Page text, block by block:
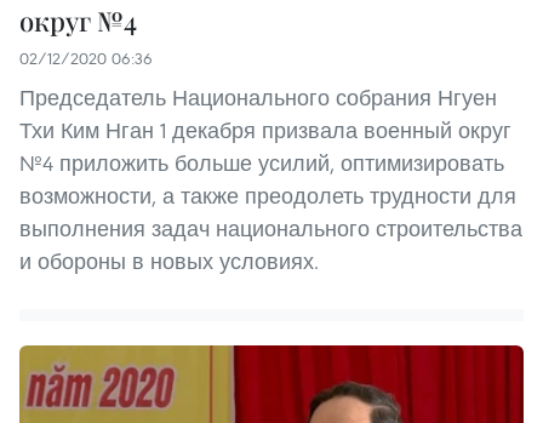
округ №4
02/12/2020 06:36
Председатель Национального собрания Нгуен
Тхи Ким Нган 1 декабря призвала военный округ
№4 приложить больше усилий, оптимизировать
возможности, а также преодолеть трудности для
выполнения задач национального строительства
и обороны в новых условиях.